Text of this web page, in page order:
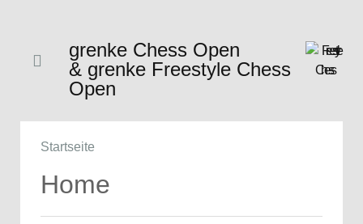
grenke Chess Open
& grenke Freestyle Chess
Open
Startseite
Home